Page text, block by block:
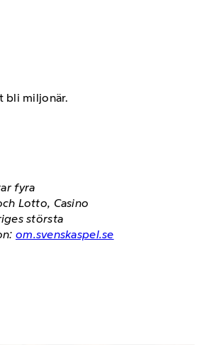
bli miljonär.
fyra
Lotto, Casino
största
om.svenskaspel.se